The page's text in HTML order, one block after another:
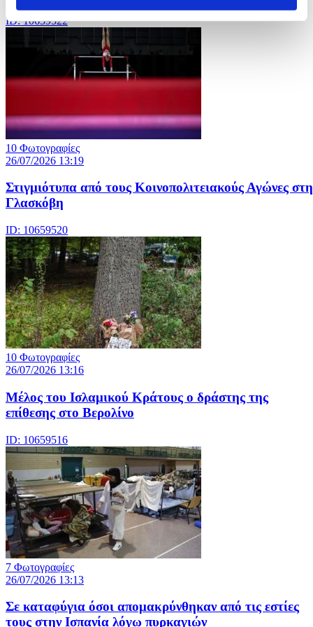
ID: 10659522
10 Φωτογραφίες
26/07/2026 13:19
Στιγμιότυπα από τους Κοινοπολιτειακούς Αγώνες στη
Γλασκόβη
ID: 10659520
10 Φωτογραφίες
26/07/2026 13:16
Μέλος του Ισλαμικού Κράτους o δράστης της
επίθεσης στο Βερολίνο
ID: 10659516
7 Φωτογραφίες
26/07/2026 13:13
Σε καταφύγια όσοι απομακρύνθηκαν από τις εστίες
τους στην Ισπανία λόγω πυρκαγιών